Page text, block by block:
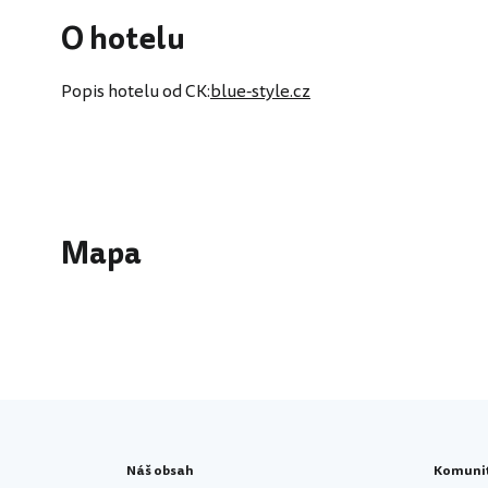
O hotelu
Popis hotelu od CK:blue-style.cz
Mapa
Náš obsah